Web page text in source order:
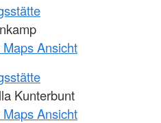
Ansicht
Kunterbunt
Ansicht